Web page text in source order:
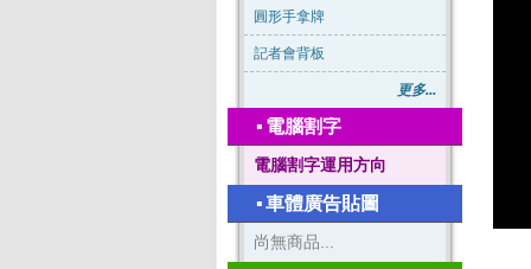
圓形手拿牌
記者會背板
更多...
▪ 電腦割字
電腦割字運用方向
▪車體廣告貼圖
尚無商品...